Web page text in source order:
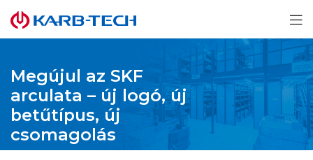
Megújul az SKF
arculata – új logó, új
betűtípus, új
csomagolás